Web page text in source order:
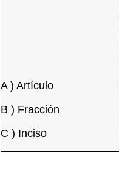
A ) Artículo
B ) Fracción
C ) Inciso